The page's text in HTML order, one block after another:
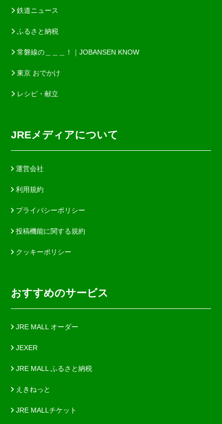
鉄道ニュース
ふるさと納税
常磐線の＿＿＿！｜JOBANSEN KNOW
東京 おでかけ
レシピ・献立
JREメディアについて
運営会社
利用規約
プライバシーポリシー
投稿機能に関する規約
クッキーポリシー
おすすめのサービス
JRE MALL オーダー
JEXER
JRE MALL ふるさと納税
えきねっと
JRE MALLチケット